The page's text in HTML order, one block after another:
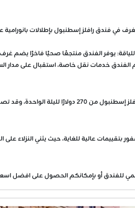
يوفر الفندق منتجعًا صحيًا فاخرًا يضم غرف
الفندق خدمات نقل خاصة، استقبال على مدار
الفاخرة. تختلف الأسعار حسب الموسم والعروض المتاحة.
بتقييمات عالية للغاية، حيث يثني النزلاء على الفخامة
للفندق أو بإمكانكم الحصول على افضل